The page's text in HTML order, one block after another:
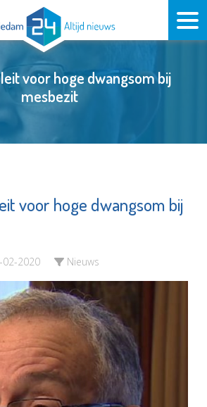
voor hoge dwangsom bij
mesbezit
voor hoge dwangsom bij
02-2020 Nieuws